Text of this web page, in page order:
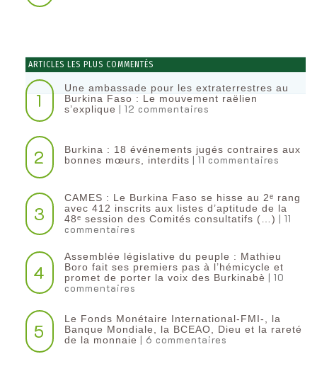
ARTICLES LES PLUS COMMENTÉS
1
Une ambassade pour les extraterrestres au
Burkina Faso : Le mouvement raëlien
s’explique | 12 commentaires
2
Burkina : 18 événements jugés contraires aux
bonnes mœurs, interdits | 11 commentaires
3
CAMES : Le Burkina Faso se hisse au 2ᵉ rang
avec 412 inscrits aux listes d’aptitude de la
48ᵉ session des Comités consultatifs (…) | 11
commentaires
4
Assemblée législative du peuple : Mathieu
Boro fait ses premiers pas à l’hémicycle et
promet de porter la voix des Burkinabè | 10
commentaires
5
Le Fonds Monétaire International-FMI-, la
Banque Mondiale, la BCEAO, Dieu et la rareté
de la monnaie | 6 commentaires